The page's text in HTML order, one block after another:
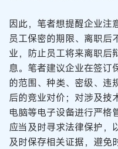
因此，笔者想提醒企业注
员工保密的期限、离职后
业，防止员工将来离职后
息。笔者建议企业在签订
的范围、种类、密级、违
后的竞业对价；对涉及技
电脑等电子设备进行严格
应当及时寻求法律保护，
及时保存相关证据，避免